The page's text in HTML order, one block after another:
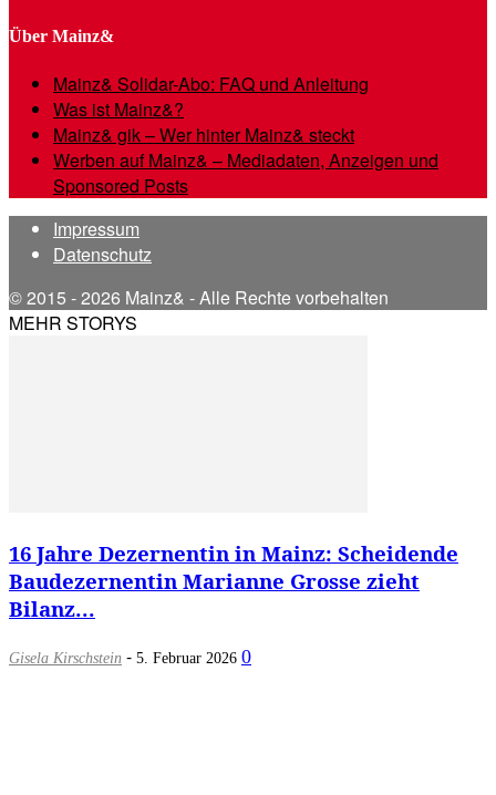
Über Mainz&
Mainz& Solidar-Abo: FAQ und Anleitung
Was ist Mainz&?
Mainz& gik – Wer hinter Mainz& steckt
Werben auf Mainz& – Mediadaten, Anzeigen und
Sponsored Posts
Impressum
Datenschutz
© 2015 - 2026 Mainz& - Alle Rechte vorbehalten
MEHR STORYS
16 Jahre Dezernentin in Mainz: Scheidende
Baudezernentin Marianne Grosse zieht
Bilanz...
Gisela Kirschstein - 5. Februar 2026 0